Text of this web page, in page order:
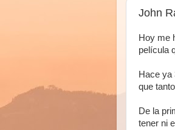
John
Hoy me
película
Hace ya
que
De la
tener ni